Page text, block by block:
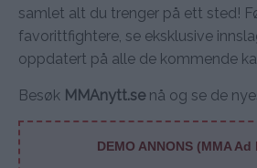
samlet alt du trenger på ett sted!
favorittfightere, se eksklusive
oppdatert på alle de kommende
Besøk MMAnytt.senå og se de
DEMO ANNONS (MMA